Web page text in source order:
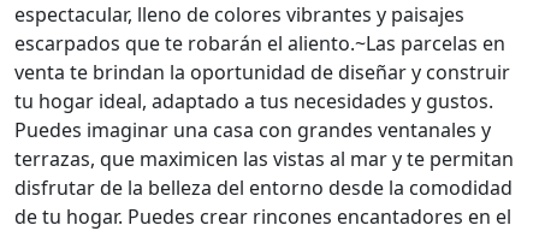
espectacular, lleno de colores vibrantes y paisajes
escarpados que te robarán el aliento.~Las parcelas en
venta te brindan la oportunidad de diseñar y construir
tu hogar ideal, adaptado a tus necesidades y gustos.
Puedes imaginar una casa con grandes ventanales y
terrazas, que maximicen las vistas al mar y te permitan
disfrutar de la belleza del entorno desde la comodidad
de tu hogar. Puedes crear rincones encantadores en el